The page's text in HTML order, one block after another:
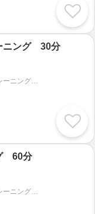
ニング 30分
長野県佐久市 メンタルトレーニング研究室 Mentore企画
60分